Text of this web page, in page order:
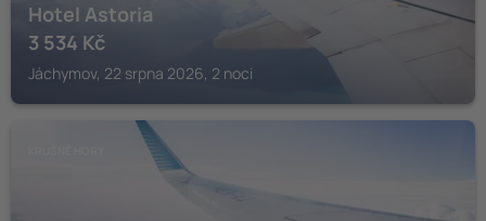
Hotel Astoria
3 534 Kč
Jáchymov, 22 srpna 2026, 2 noci